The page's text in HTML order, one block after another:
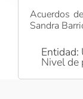
Acuerdos
Sandra
Entidad:
Nivel de